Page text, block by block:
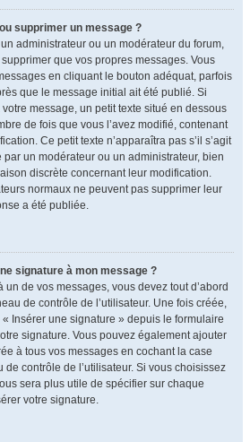
supprimer un message ?
administrateur ou un modérateur du forum,
que vos propres messages. Vous
en cliquant le bouton adéquat, parfois
que le message initial ait été publié. Si
message, un petit texte situé en dessous
de fois que vous l’avez modifié, contenant
Ce petit texte n’apparaîtra pas s’il s’agit
par un modérateur ou un administrateur, bien
discrète concernant leur modification.
normaux ne peuvent pas supprimer leur
a été publiée.
signature à mon message ?
de vos messages, vous devez tout d’abord
de contrôle de l’utilisateur. Une fois créée,
Insérer une signature » depuis le formulaire
signature. Vous pouvez également ajouter
à tous vos messages en cochant la case
contrôle de l’utilisateur. Si vous choisissez
sera plus utile de spécifier sur chaque
votre signature.